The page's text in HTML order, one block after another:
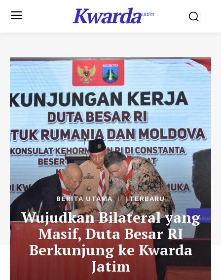
KwardaJatim
BERITA UTAMA TERBARU
Wujudkan Bilateral yang
Masif, Duta Besar RI
Berkunjung ke Kwarda
Jatim